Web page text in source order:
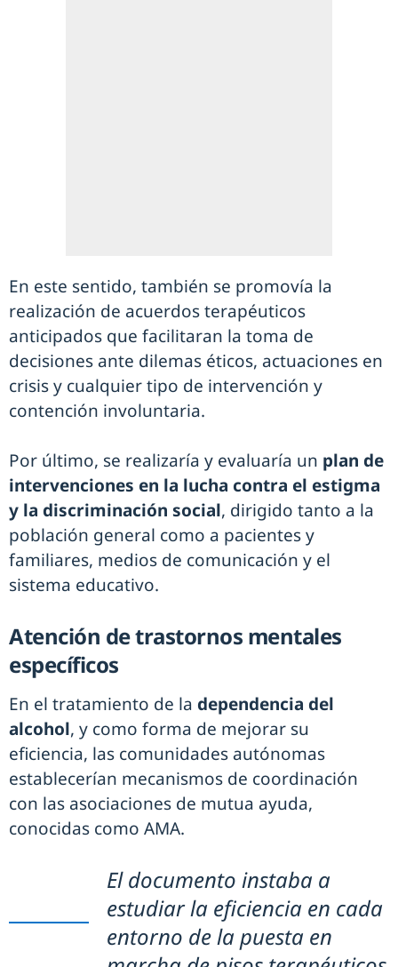
En este sentido, también se promovía la
realización de acuerdos terapéuticos
anticipados que facilitaran la toma de
decisiones ante dilemas éticos, actuaciones en
crisis y cualquier tipo de intervención y
contención involuntaria.
Por último, se realizaría y evaluaría un plan de
intervenciones en la lucha contra el estigma
y la discriminación social, dirigido tanto a la
población general como a pacientes y
familiares, medios de comunicación y el
sistema educativo.
Atención de trastornos mentales
específicos
En el tratamiento de la dependencia del
alcohol, y como forma de mejorar su
eficiencia, las comunidades autónomas
establecerían mecanismos de coordinación
con las asociaciones de mutua ayuda,
conocidas como AMA.
El documento instaba a
estudiar la eficiencia en cada
entorno de la puesta en